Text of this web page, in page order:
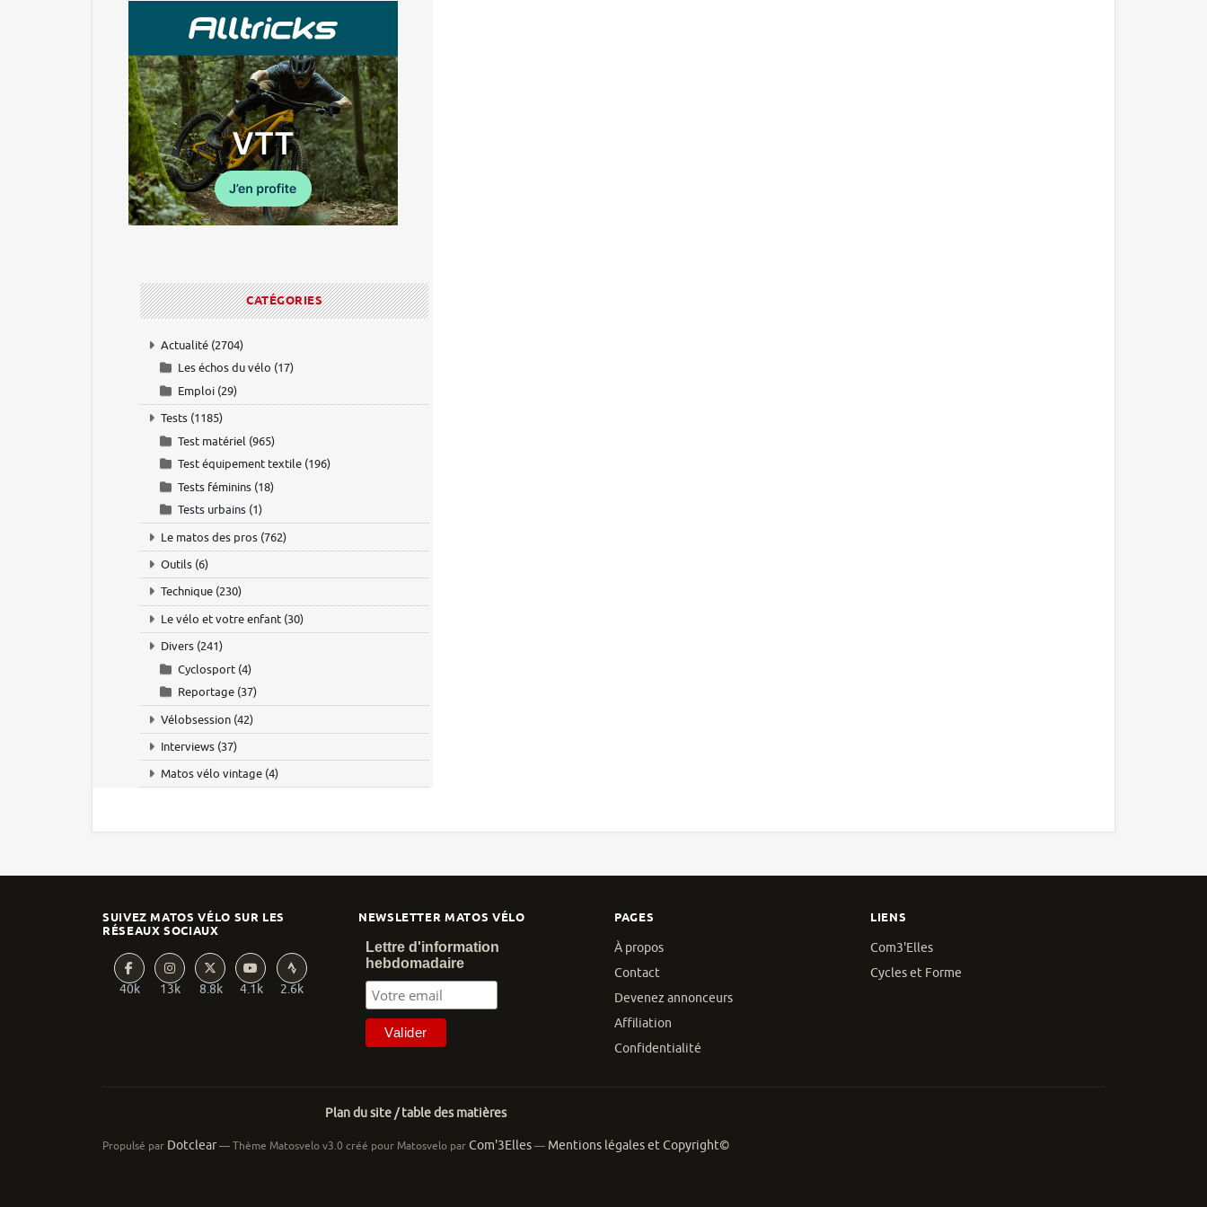
CATÉGORIES
Actualité (2704)
Les échos du vélo (17)
Emploi (29)
Tests (1185)
Test matériel (965)
Test équipement textile (196)
Tests féminins (18)
Tests urbains (1)
Le matos des pros (762)
Outils (6)
Technique (230)
Le vélo et votre enfant (30)
Divers (241)
Cyclosport (4)
Reportage (37)
Vélobsession (42)
Interviews (37)
Matos vélo vintage (4)
PAGES
À propos
Contact
Devenez annonceurs
Affiliation
Confidentialité
NEWSLETTER MATOS VÉLO
Lettre d'information
hebdomadaire
SUIVEZ MATOS VÉLO SUR LES
RÉSEAUX SOCIAUX
40k 13k 8.8k 4.1k 2.6k
LIENS
Com3'Elles
Cycles et Forme
Plan du site / table des matières
Propulsé par Dotclear— Thème Matosvelo v3.0 créé pour Matosvelo parCom'3Elles— Mentions légales et Copyright©